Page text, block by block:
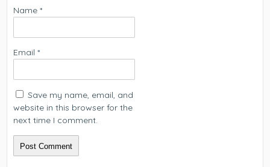
Name*
Email*
Save my name, email, and
website in this browser for the
next time I comment.